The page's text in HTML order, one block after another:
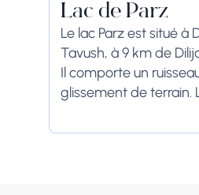
Lac de Parz
Le lac Parz est situé à
Tavush, à 9 km de
Il comporte un
glissement de terrain.